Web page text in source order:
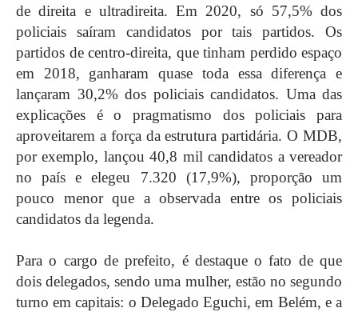
de direita e ultradireita. Em 2020, só 57,5% dos
policiais saíram candidatos por tais partidos. Os
partidos de centro-direita, que tinham perdido espaço
em 2018, ganharam quase toda essa diferença e
lançaram 30,2% dos policiais candidatos. Uma das
explicações é o pragmatismo dos policiais para
aproveitarem a força da estrutura partidária. O MDB,
por exemplo, lançou 40,8 mil candidatos a vereador
no país e elegeu 7.320 (17,9%), proporção um
pouco menor que a observada entre os policiais
candidatos da legenda.
Para o cargo de prefeito, é destaque o fato de que
dois delegados, sendo uma mulher, estão no segundo
turno em capitais: o Delegado Eguchi, em Belém, e a